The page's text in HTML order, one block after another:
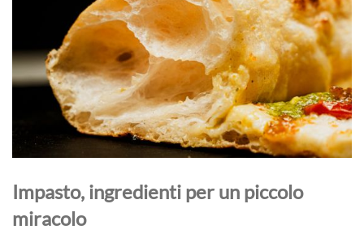
Impasto, ingredienti per un piccolo
miracolo